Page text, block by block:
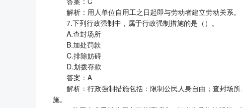
解析：用人单位自用工之日起即与劳动者建立劳动关系。
7.下列行政强制中，属于行政强制措施的是（）。
A.查封场所
B.加处罚款
C.排除妨碍
D.划拨存款
答案：A
解析：行政强制措施包括：限制公民人身自由；查封场
施。